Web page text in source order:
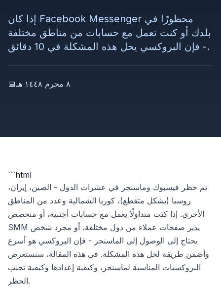
إذا كان Facebook Messenger محظورًا في
بلدك أو كنت تعمل مع حسابات من مناطق مختلفة
- فإن البروكسي يحل هذه المشكلة في 10 دقائق.
📅 ٨ محرم ١٤٤٨ هـ
```html
تم حظر فيسبوك وماسنجر في عشرات الدول - الصين، إيران،
روسيا (بشكل متقطع)، كوريا الشمالية وعدد من المناطق
الأخرى. إذا كنت متداولًا يعمل مع حسابات أجنبية، أو متخصص
SMM يدير صفحات عملاء من دول مختلفة، أو مجرد شخص
يحتاج إلى الوصول إلى الماسنجر - فإن البروكسي هو أسرع
وأضمن طريقة لحل هذه المشكلة. في هذه المقالة، سنستعرض
البروكسيات المناسبة لماسنجر، وكيفية إعدادها وكيفية تجنب
الحظر.